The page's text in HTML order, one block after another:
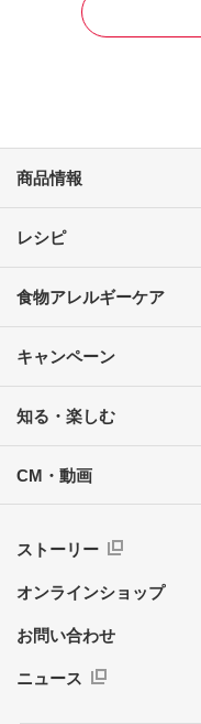
商品情報
レシピ
食物アレルギーケア
キャンペーン
知る・楽しむ
CM・動画
ストーリー
オンラインショップ
お問い合わせ
ニュース